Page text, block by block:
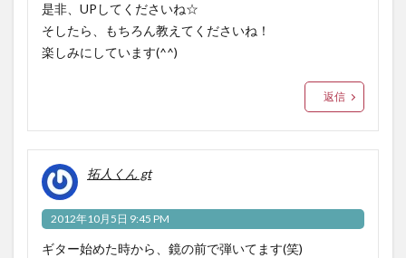
是非、UPしてくださいね☆
そしたら、もちろん教えてくださいね！
楽しみにしています(^^)
返信
拓人くん gt
2012年10月5日 9:45 PM
ギター始めた時から、鏡の前で弾いてます(笑)